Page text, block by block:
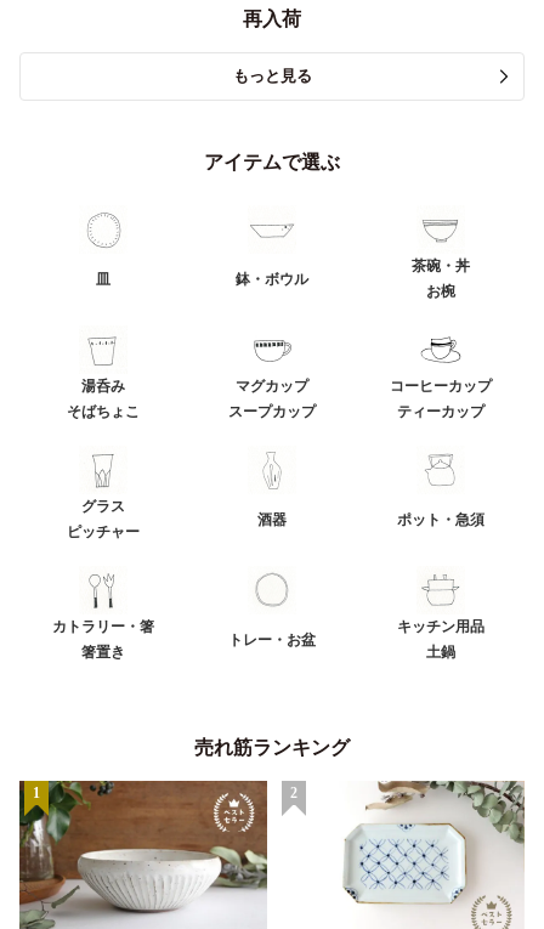
再入荷
もっと見る
アイテムで選ぶ
皿 鉢・ボウル
茶碗・丼
お椀
湯呑み
そばちょこ
マグカップ
スープカップ
コーヒーカップ
ティーカップ
グラス
ピッチャー
酒器 ポット・急須
カトラリー・箸
箸置き
トレー・お盆
キッチン用品
土鍋
売れ筋ランキング
1 2